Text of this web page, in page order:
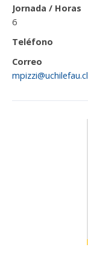
Jornada / Horas
6
Teléfono
Correo
mpizzi@uchilefau.cl